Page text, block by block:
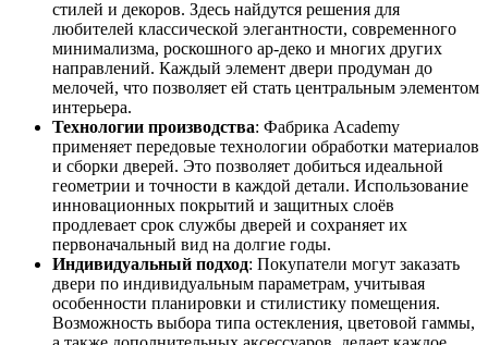
стилей и декоров. Здесь найдутся решения для
любителей классической элегантности, современного
минимализма, роскошного ар-деко и многих других
направлений. Каждый элемент двери продуман до
мелочей, что позволяет ей стать центральным элементом
интерьера.
Технологии производства: Фабрика Academy
применяет передовые технологии обработки материалов
и сборки дверей. Это позволяет добиться идеальной
геометрии и точности в каждой детали. Использование
инновационных покрытий и защитных слоёв
продлевает срок службы дверей и сохраняет их
первоначальный вид на долгие годы.
Индивидуальный подход: Покупатели могут заказать
двери по индивидуальным параметрам, учитывая
особенности планировки и стилистику помещения.
Возможность выбора типа остекления, цветовой гаммы,